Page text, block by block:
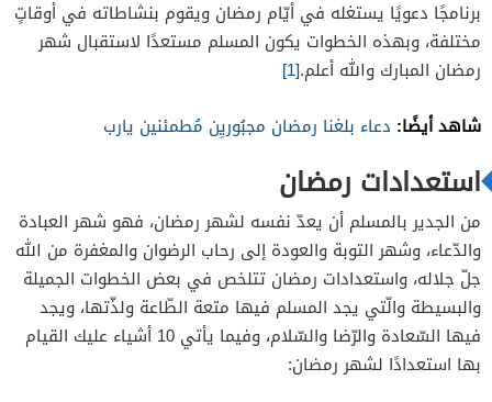
برنامجًا دعويًا يستغله في أيّام رمضان ويقوم بنشاطاته في أوقاتٍ
مختلفة، وبهذه الخطوات يكون المسلم مستعدًا لاستقبال شهر
رمضان المبارك والله أعلم.[1]
شاهد أيضًا: دعاء بلغنا رمضان مجبُوريِن مُطمئنين يارب
استعدادات رمضان
من الجدير بالمسلم أن يعدّ نفسه لشهر رمضان، فهو شهر العبادة
والدّعاء، وشهر التوبة والعودة إلى رحاب الرضوان والمغفرة من الله
جلّ جلاله، واستعدادات رمضان تتلخص في بعض الخطوات الجميلة
والبسيطة والّتي يجد المسلم فيها متعة الطّاعة ولذّتها، ويجد
فيها السّعادة والرّضا والسّلام، وفيما يأتي 10 أشياء عليك القيام
بها استعدادًا لشهر رمضان: